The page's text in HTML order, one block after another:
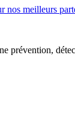
nos meilleurs
prévention,